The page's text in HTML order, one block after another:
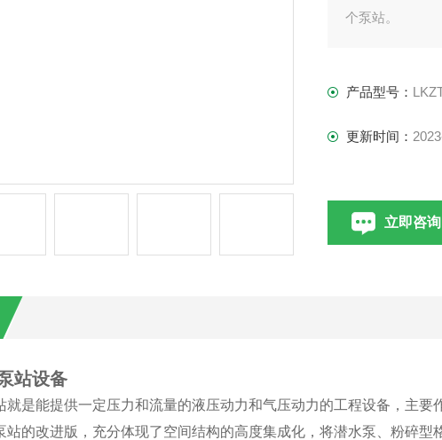
个泵站。
产品型号：
更新时间：
立即咨询
站设备
就是能提供一定压力和流量的液压动力和气压动力的工程设备，主
站的改进版，充分体现了空间结构的高度集成化，将潜水泵、粉碎